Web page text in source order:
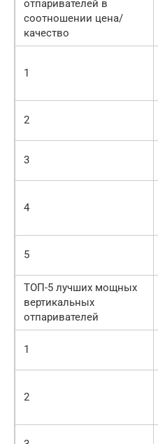
отпаривателей в
соотношении цена/
качество
1
2
3
4
5
ТОП-5 лучших мощных
вертикальных
отпаривателей
1
2